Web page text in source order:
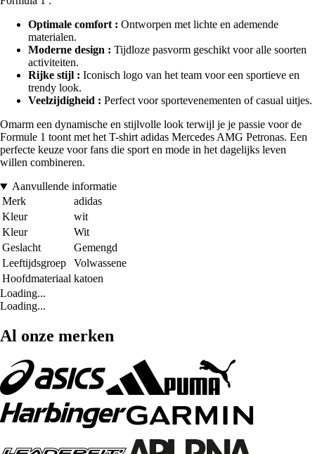
Optimale comfort : Ontworpen met lichte en ademende
materialen.
Moderne design : Tijdloze pasvorm geschikt voor alle soorten
activiteiten.
Rijke stijl : Iconisch logo van het team voor een sportieve en
trendy look.
Veelzijdigheid : Perfect voor sportevenementen of casual uitjes.
Omarm een dynamische en stijlvolle look terwijl je je passie voor de
Formule 1 toont met het T-shirt adidas Mercedes AMG Petronas. Een
perfecte keuze voor fans die sport en mode in het dagelijks leven
willen combineren.
Aanvullende informatie
Merk
adidas
Kleur
wit
Kleur
Wit
Geslacht
Gemengd
Leeftijdsgroep
Volwassene
Hoofdmateriaal katoen
Loading...
Loading...
Al onze merken